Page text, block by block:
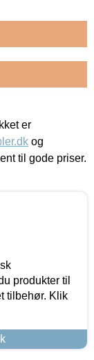
er
og
til gode priser.
produkter til
tilbehør. Klik